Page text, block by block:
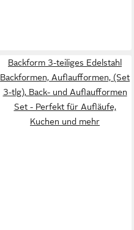
Backform 3-teiliges Edelstahl
Backformen, Auflaufformen, (Set
3-tlg), Back- und Auflaufformen
Set - Perfekt für Aufläufe,
Kuchen und mehr